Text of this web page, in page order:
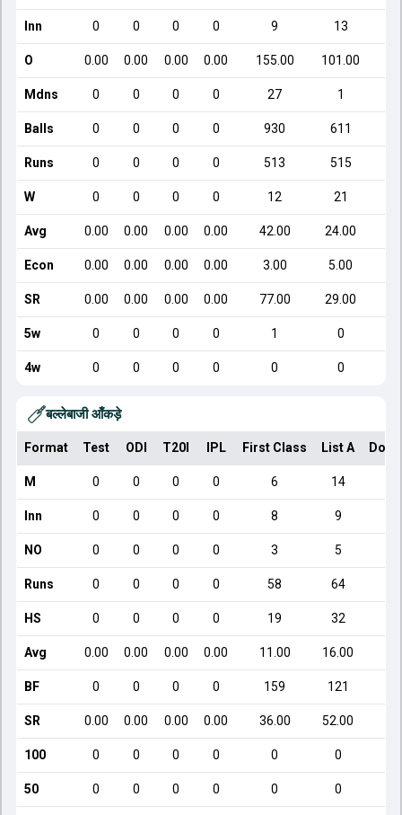
Inn 0 0 0 0 9 13
O 0.00 0.00 0.00 0.00 155.00 101.00
Mdns 0 0 0 0 27 1
Balls 0 0 0 0 930 611
Runs 0 0 0 0 513 515
W 0 0 0 0 12 21
Avg 0.00 0.00 0.00 0.00 42.00 24.00
Econ 0.00 0.00 0.00 0.00 3.00 5.00
SR 0.00 0.00 0.00 0.00 77.00 29.00
5w 0 0 0 0 1 0
4w 0 0 0 0 0 0
बल्लेबाजी आँकड़े
Format Test ODI T20I IPL First Class List A
M 0 0 0 0 6 14
Inn 0 0 0 0 8 9
NO 0 0 0 0 3 5
Runs 0 0 0 0 58 64
HS 0 0 0 0 19 32
Avg 0.00 0.00 0.00 0.00 11.00 16.00
BF 0 0 0 0 159 121
SR 0.00 0.00 0.00 0.00 36.00 52.00
100 0 0 0 0 0 0
50 0 0 0 0 0 0